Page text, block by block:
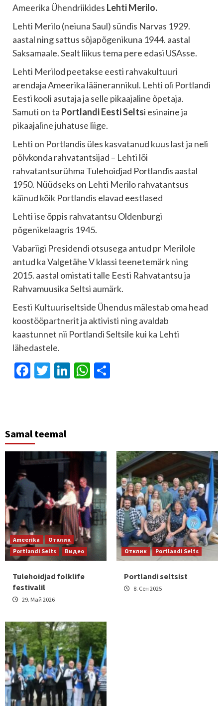
Ameerika Ühendriikides Lehti Merilo.
Lehti Merilo (neiuna Saul) sündis Narvas 1929.
aastal ning sattus sõjapõgenikuna 1944. aastal
Saksamaale. Sealt liikus tema pere edasi USAsse.
Lehti Merilod peetakse eesti rahvakultuuri
arendaja Ameerika läänerannikul. Lehti oli Portlandi
Eesti kooli asutaja ja selle pikaajaline õpetaja.
Samuti on ta Portlandi Eesti Seltsi esinaine ja
pikaajaline juhatuse liige.
Lehti on Portlandis üles kasvatanud kuus last ja neli
põlvkonda rahvatantsijad – Lehti lõi
rahvatantsurühma Tulehoidjad Portlandis aastal
1950. Nüüdseks on Lehti Merilo rahvatantsus
käinud kõik Portlandis elavad eestlased
Lehti ise õppis rahvatantsu Oldenburgi
põgenikelaagris 1945.
Vabariigi Presidendi otsusega antud pr Merilole
antud ka Valgetähe V klassi teenetemärk ning
2015. aastal omistati talle Eesti Rahvatantsu ja
Rahvamuusika Seltsi aumärk.
Eesti Kultuuriseltside Ühendus mälestab oma head
koostööpartnerit ja aktivisti ning avaldab
kaastunnet nii Portlandi Seltsile kui ka Lehti
lähedastele.
Facebook
Twitter
LinkedIn
WhatsApp
Samal teemal
Ameerika
Отклик
Portlandi Selts
Видео
Tulehoidjad folklife
festivalil
29. Май 2026
Отклик Portlandi Selts
Portlandi seltsist
8. Сен 2025